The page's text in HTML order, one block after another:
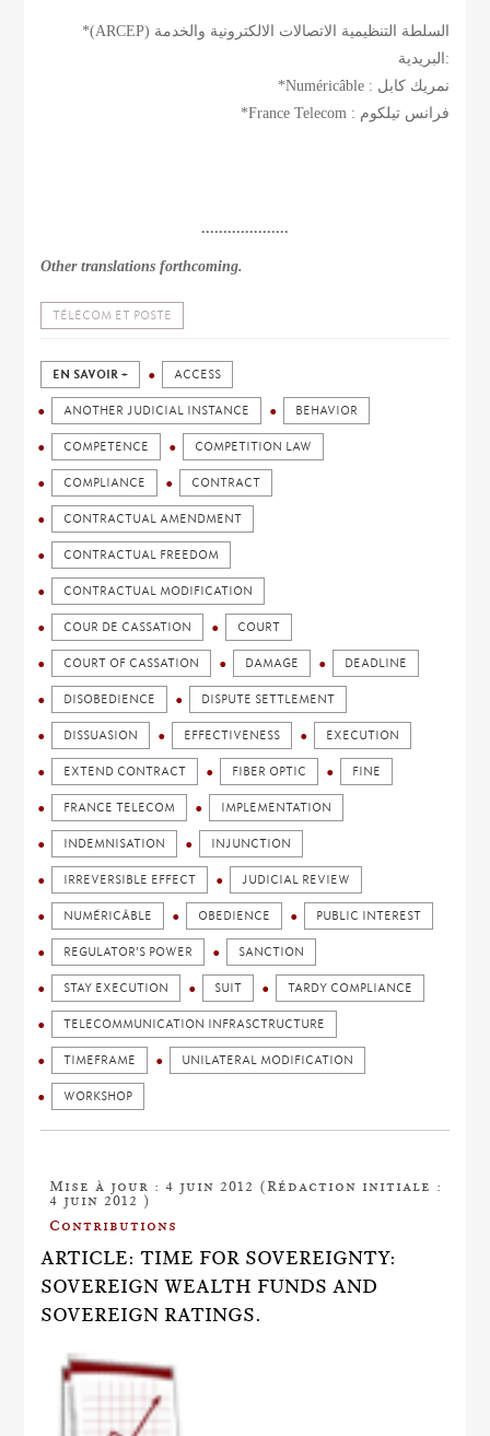
*(ARCEP) السلطة التنظيمية الاتصالات الالكترونية والخدمة
البريدية:
*Numéricâble : نمريك كابل
*France Telecom : فرانس تيلكوم
....................
Other translations forthcoming.
TÉLÉCOM ET POSTE
EN SAVOIR + ACCESS
ANOTHER JUDICIAL INSTANCE BEHAVIOR
COMPETENCE COMPETITION LAW
COMPLIANCE CONTRACT
CONTRACTUAL AMENDMENT
CONTRACTUAL FREEDOM
CONTRACTUAL MODIFICATION
COUR DE CASSATION COURT
COURT OF CASSATION DAMAGE DEADLINE
DISOBEDIENCE DISPUTE SETTLEMENT
DISSUASION EFFECTIVENESS EXECUTION
EXTEND CONTRACT FIBER OPTIC FINE
FRANCE TELECOM IMPLEMENTATION
INDEMNISATION INJUNCTION
IRREVERSIBLE EFFECT JUDICIAL REVIEW
NUMÉRICÂBLE OBEDIENCE PUBLIC INTEREST
REGULATOR'S POWER SANCTION
STAY EXECUTION SUIT TARDY COMPLIANCE
TELECOMMUNICATION INFRASCTRUCTURE
TIMEFRAME UNILATERAL MODIFICATION
WORKSHOP
Mise à jour : 4 juin 2012 (Rédaction initiale :
4 juin 2012 )
Contributions
ARTICLE: TIME FOR SOVEREIGNTY:
SOVEREIGN WEALTH FUNDS AND
SOVEREIGN RATINGS.